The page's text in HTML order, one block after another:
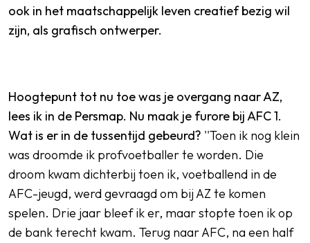
ook in het maatschappelijk leven creatief bezig wil
zijn, als grafisch ontwerper.
Hoogtepunt tot nu toe was je overgang naar AZ,
lees ik in de Persmap. Nu maak je furore bij AFC 1.
Wat is er in de tussentijd gebeurd? ''Toen ik nog klein
was droomde ik profvoetballer te worden. Die
droom kwam dichterbij toen ik, voetballend in de
AFC-jeugd, werd gevraagd om bij AZ te komen
spelen. Drie jaar bleef ik er, maar stopte toen ik op
de bank terecht kwam. Terug naar AFC, na een half